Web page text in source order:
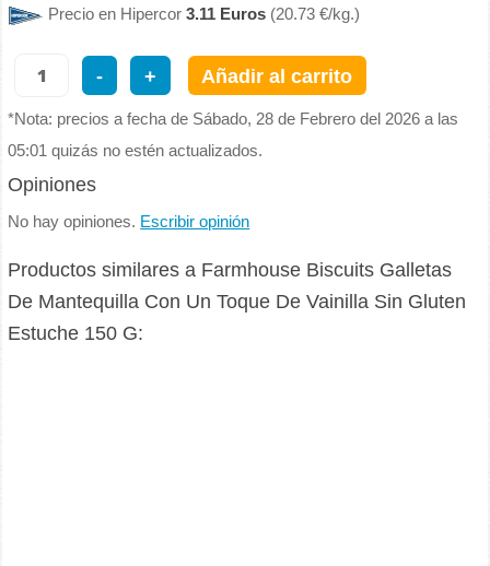
Precio en Hipercor3.11 Euros (20.73 €/kg.)
- + Añadir al carrito
*Nota: precios a fecha de Sábado, 28 de Febrero del 2026 a las
05:01 quizás no estén actualizados.
Opiniones
No hay opiniones. Escribir opinión
Productos similares a Farmhouse Biscuits Galletas
De Mantequilla Con Un Toque De Vainilla Sin Gluten
Estuche 150 G: